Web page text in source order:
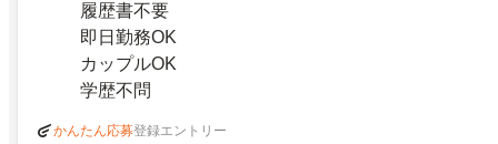
履歴書不要
即日勤務OK
カップルOK
学歴不問
かんたん応募登録エントリー